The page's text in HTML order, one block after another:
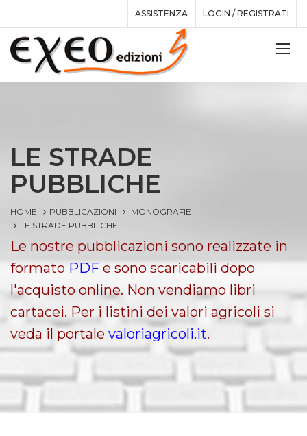
ASSISTENZA LOGIN / REGISTRATI
LE STRADE
PUBBLICHE
HOME PUBBLICAZIONI
MONOGRAFIE
LE STRADE PUBBLICHE
Le nostre pubblicazioni sono realizzate in
formato PDF e sono scaricabili dopo
l'acquisto online. Non vendiamo libri
cartacei. Per i listini dei valori agricoli si
veda il portale valoriagricoli.it.